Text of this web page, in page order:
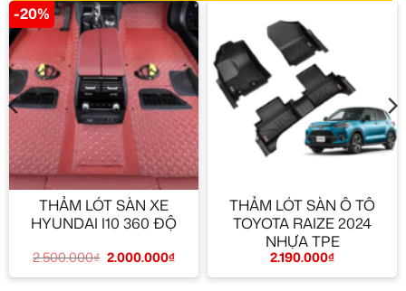
-20%
THẢM LÓT SÀN XE
HYUNDAI I10 360 ĐỘ
2.500.000₫ 2.000.000₫
THẢM LÓT SÀN Ô TÔ
TOYOTA RAIZE 2024
NHỰA TPE
2.190.000₫